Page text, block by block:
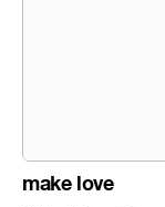
make love